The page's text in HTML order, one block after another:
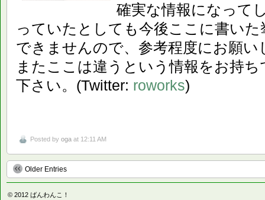
確実な情報になって
っていたとしても今後ここに書い
できませんので、参考程度にお願い
またここは違うという情報をお持
下さい。(Twitter: roworks)
Posted by oga at 12:11 AM
Older Entries
© 2012 ばんわんこ！